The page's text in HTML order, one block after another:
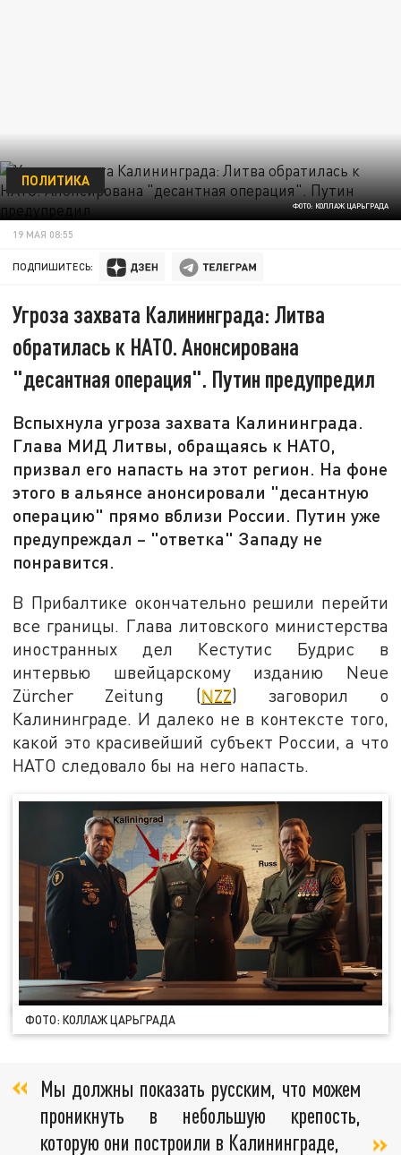
ФОТО: КОЛЛАЖ ЦАРЬГРАДА
ПОЛИТИКА
19 МАЯ 08:55
ПОДПИШИТЕСЬ:
Угроза захвата Калининграда: Литва
обратилась к НАТО. Анонсирована
"десантная операция". Путин предупредил
Вспыхнула угроза захвата Калининграда.
Глава МИД Литвы, обращаясь к НАТО,
призвал его напасть на этот регион. На фоне
этого в альянсе анонсировали "десантную
операцию" прямо вблизи России. Путин уже
предупреждал – "ответка" Западу не
понравится.
В Прибалтике окончательно решили перейти
все границы. Глава литовского министерства
иностранных дел Кестутис Будрис в
интервью швейцарскому изданию Neue
Zürcher Zeitung (NZZ) заговорил о
Калининграде. И далеко не в контексте того,
какой это красивейший субъект России, а что
НАТО следовало бы на него напасть.
ФОТО: КОЛЛАЖ ЦАРЬГРАДА
Мы должны показать русским, что можем
проникнуть в небольшую крепость,
которую они построили в Калининграде,